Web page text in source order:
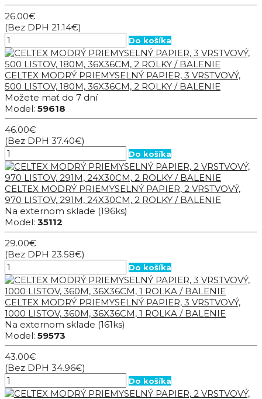
26.00€
(Bez DPH 21.14€)
Do košíka
CELTEX MODRÝ PRIEMYSELNÝ PAPIER, 3 VRSTVOVÝ,
500 LISTOV, 180M, 36X36CM, 2 ROLKY / BALENIE
Možete mať do 7 dní
Model: 59618
46.00€
(Bez DPH 37.40€)
Do košíka
CELTEX MODRÝ PRIEMYSELNÝ PAPIER, 2 VRSTVOVÝ,
970 LISTOV, 291M, 24X30CM, 2 ROLKY / BALENIE
Na externom sklade (196ks)
Model: 35112
29.00€
(Bez DPH 23.58€)
Do košíka
CELTEX MODRÝ PRIEMYSELNÝ PAPIER, 3 VRSTVOVÝ,
1000 LISTOV, 360M, 36X36CM, 1 ROLKA / BALENIE
Na externom sklade (161ks)
Model: 59573
43.00€
(Bez DPH 34.96€)
Do košíka